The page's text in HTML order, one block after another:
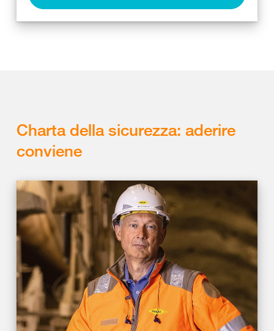
Charta della sicurezza: aderire
conviene